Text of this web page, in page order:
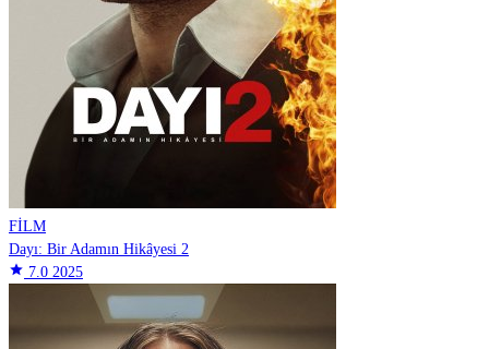
FİLM
Dayı: Bir Adamın Hikâyesi 2
star 7.0 2025